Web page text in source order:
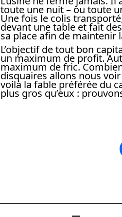
toute une nuit – ou toute
Une fois le colis
devant une table et fait
sa place afin de maintenir
L’objectif de tout bon
un maximum de profit.
maximum de fric.
disquaires allons nous
voilà la fable préférée du
plus gros qu’eux :